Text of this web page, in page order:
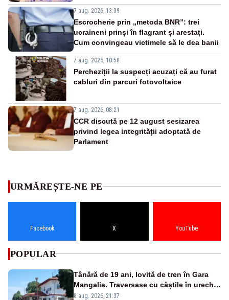
7 aug. 2026, 13:39
Escrocherie prin „metoda BNR”: trei
ucraineni prinși în flagrant și arestați.
Cum convingeau victimele să le dea banii
7 aug. 2026, 10:58
Percheziții la suspecți acuzați că au furat
cabluri din parcuri fotovoltaice
7 aug. 2026, 08:21
CCR discută pe 12 august sesizarea
privind legea integrității adoptată de
Parlament
URMĂREȘTE-NE PE
Facebook X YouTube
POPULAR
Tânără de 19 ani, lovită de tren în Gara
Mangalia. Traversase cu căștile în urechi
liniile printr-un loc nepermis
8 aug. 2026, 21:37